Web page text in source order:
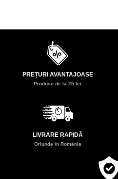
PREȚURI AVANTAJOASE
Produse de la 25 lei
LIVRARE RAPIDĂ
Oriunde în România